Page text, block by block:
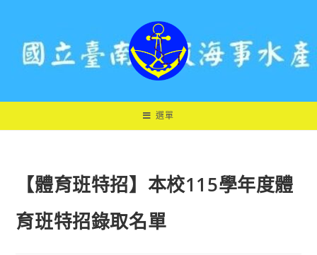
選單
【體育班特招】本校115學年度體
育班特招錄取名單